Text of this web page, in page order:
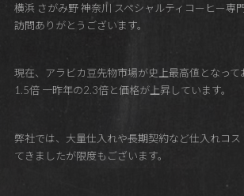
横浜 さがみ野 神奈川 スペシャルティコーヒー専
訪問ありがとうございます。
現在、アラビカ豆先物市場が史上最高値となって
1.5倍 一昨年の2.3倍と価格が上昇しています。
弊社では、大量仕入れや長期契約など仕入れコ
てきましたが限度もございます。